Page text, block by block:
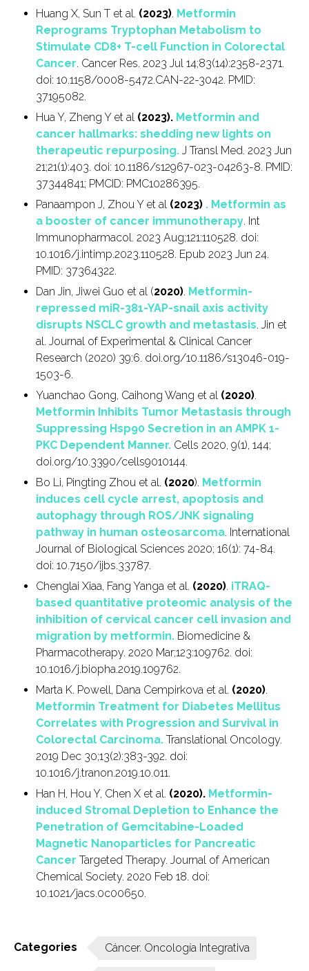
Huang X, Sun T et al. (2023). Metformin
Reprograms Tryptophan Metabolism to
Stimulate CD8+ T-cell Function in Colorectal
Cancer. Cancer Res. 2023 Jul 14;83(14):2358-2371.
doi: 10.1158/0008-5472.CAN-22-3042. PMID:
37195082.
Hua Y, Zheng Y et al (2023). Metformin and
cancer hallmarks: shedding new lights on
therapeutic repurposing. J Transl Med. 2023 Jun
21;21(1):403. doi: 10.1186/s12967-023-04263-8. PMID:
37344841; PMCID: PMC10286395.
Panaampon J, Zhou Y et al (2023) . Metformin as
a booster of cancer immunotherapy. Int
Immunopharmacol. 2023 Aug;121:110528. doi:
10.1016/j.intimp.2023.110528. Epub 2023 Jun 24.
PMID: 37364322.
Dan Jin, Jiwei Guo et al (2020). Metformin-
repressed miR-381-YAP-snail axis activity
disrupts NSCLC growth and metastasis. Jin et
al. Journal of Experimental & Clinical Cancer
Research (2020) 39:6. doi.org/10.1186/s13046-019-
1503-6.
Yuanchao Gong, Caihong Wang et al (2020).
Metformin Inhibits Tumor Metastasis through
Suppressing Hsp90 Secretion in an AMPK 1-
PKC Dependent Manner. Cells 2020, 9(1), 144;
doi.org/10.3390/cells9010144.
Bo Li, Pingting Zhou et al. (2020). Metformin
induces cell cycle arrest, apoptosis and
autophagy through ROS/JNK signaling
pathway in human osteosarcoma. International
Journal of Biological Sciences 2020; 16(1): 74-84.
doi: 10.7150/ijbs.33787.
Chenglai Xiaa, Fang Yanga et al. (2020). iTRAQ-
based quantitative proteomic analysis of the
inhibition of cervical cancer cell invasion and
migration by metformin. Biomedicine &
Pharmacotherapy. 2020 Mar;123:109762. doi:
10.1016/j.biopha.2019.109762.
Marta K. Powell, Dana Cempirkova et al. (2020).
Metformin Treatment for Diabetes Mellitus
Correlates with Progression and Survival in
Colorectal Carcinoma. Translational Oncology.
2019 Dec 30;13(2):383-392. doi:
10.1016/j.tranon.2019.10.011.
Han H, Hou Y, Chen X et al. (2020). Metformin-
induced Stromal Depletion to Enhance the
Penetration of Gemcitabine-Loaded
Magnetic Nanoparticles for Pancreatic
Cancer Targeted Therapy. Journal of American
Chemical Society. 2020 Feb 18. doi:
10.1021/jacs.0c00650.
Categories Cáncer. Oncología Integrativa